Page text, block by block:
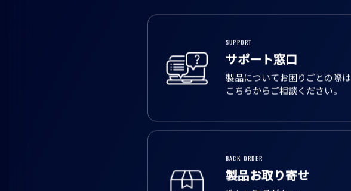
SUPPORT
サポート窓口
製品についてお困りごとの際は
こちらからご相談ください。
BACK ORDER
製品お取り寄せ